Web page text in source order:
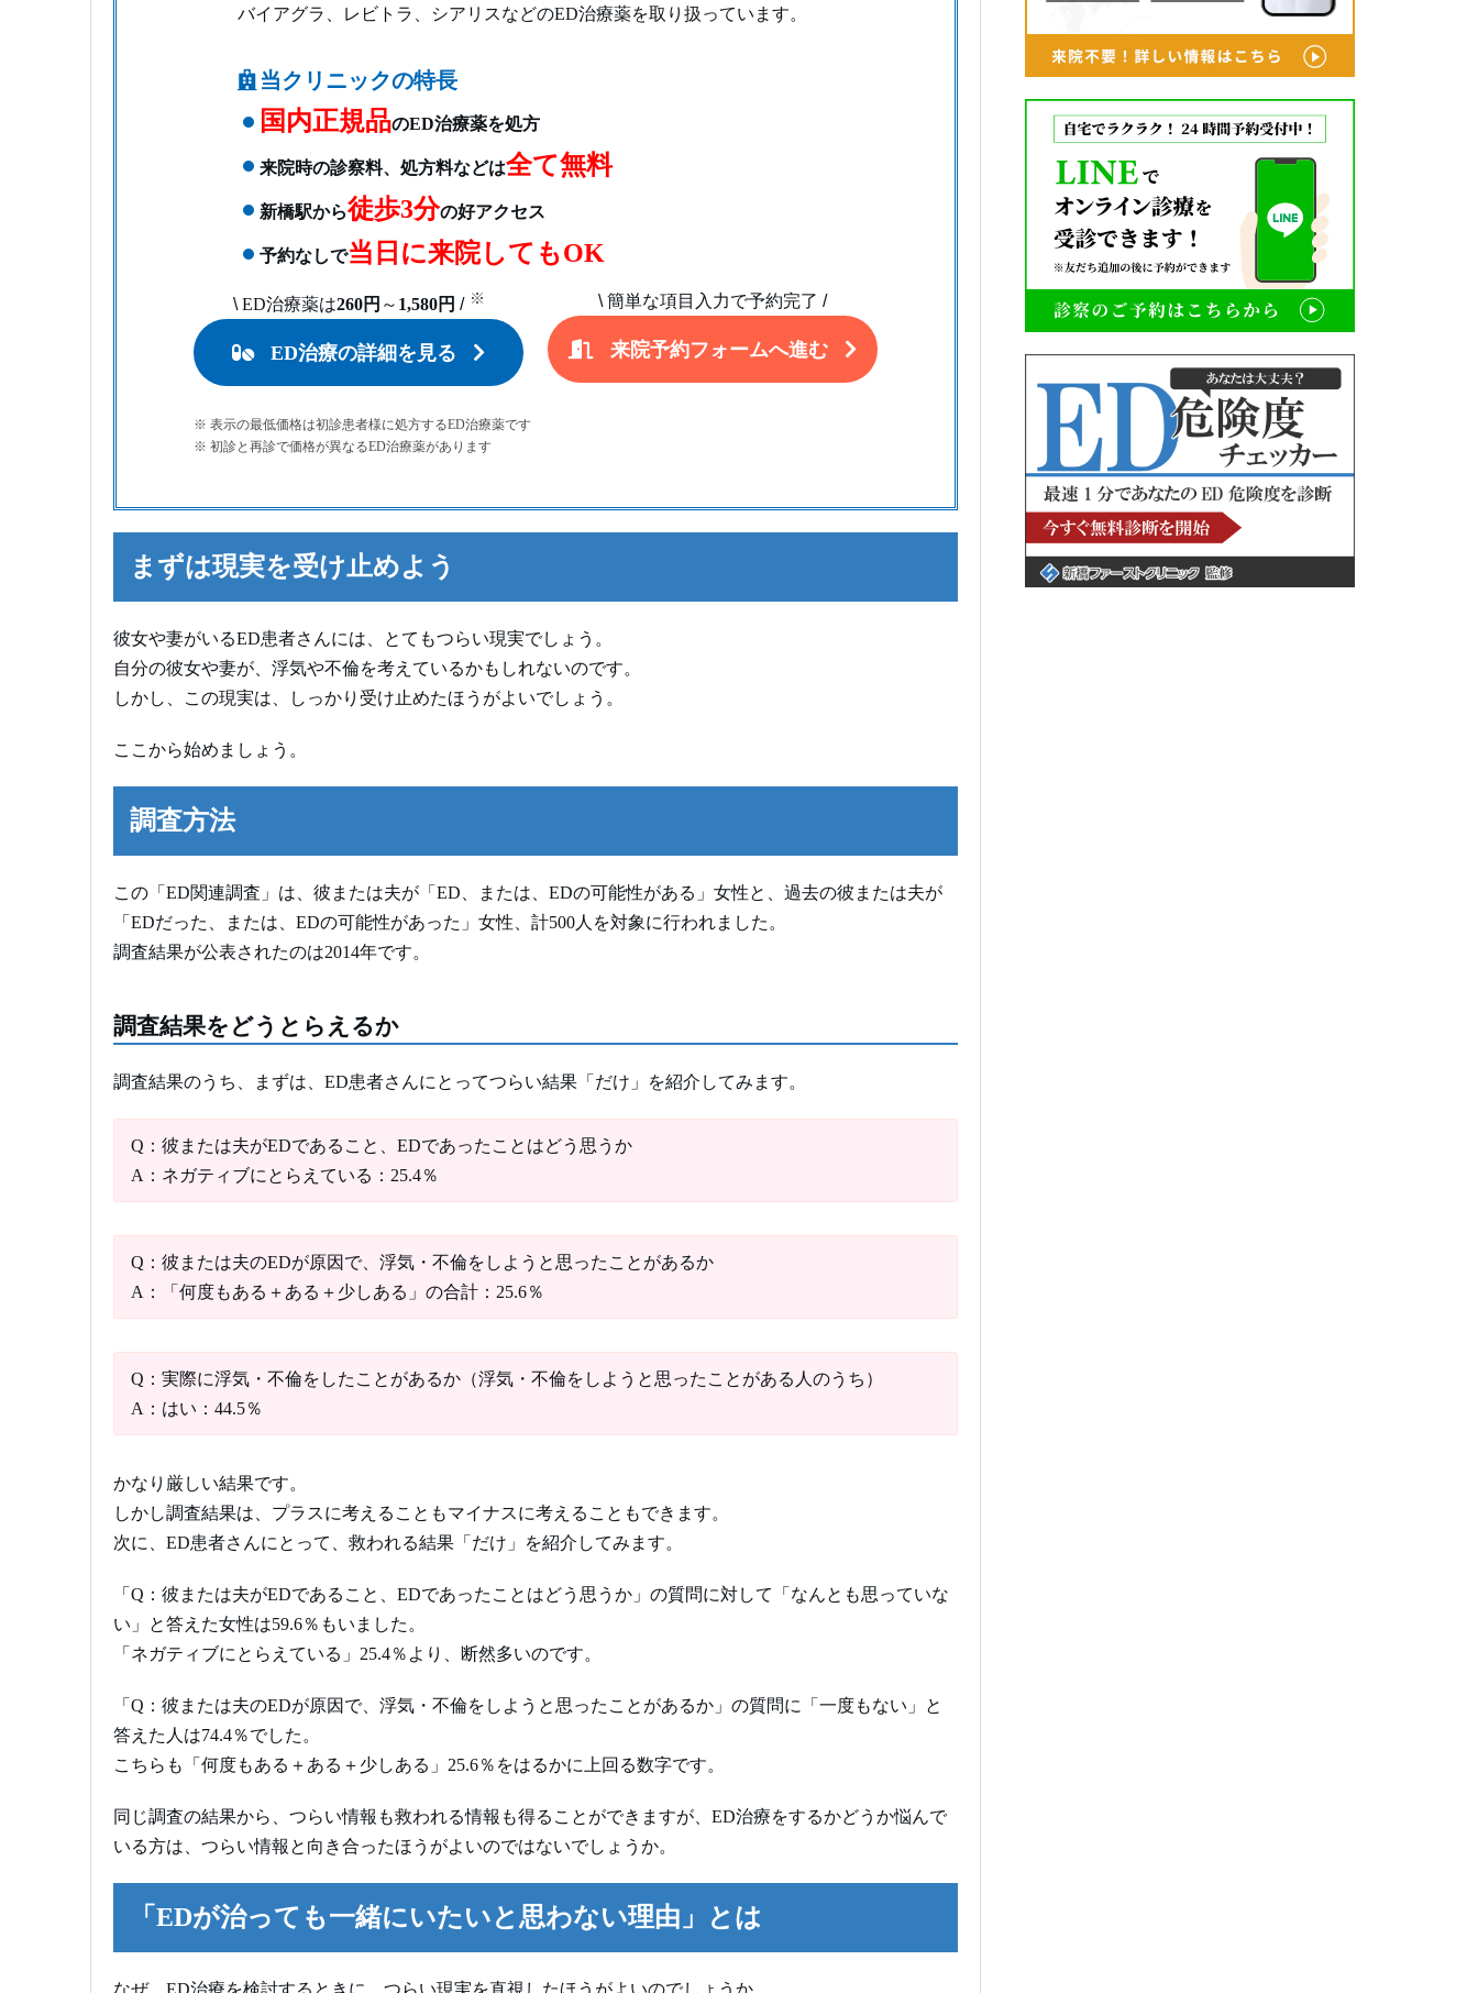
バイアグラ、レビトラ、シアリスなどのED治療薬を取り扱っています。
当クリニックの特長
国内正規品のED治療薬を処方
来院時の診察料、処方料などは全て無料
新橋駅から徒歩3分の好アクセス
予約なしで当日に来院してもOK
\ED治療薬は260円 ～ 1,580円 / ※
ED治療の詳細を見る
\ 簡単な項目入力で予約完了 /
来院予約フォームへ進む
※ 表示の最低価格は初診患者様に処方するED治療薬です
※ 初診と再診で価格が異なるED治療薬があります
まずは現実を受け止めよう
彼女や妻がいるED患者さんには、とてもつらい現実でしょう。
自分の彼女や妻が、浮気や不倫を考えているかもしれないのです。
しかし、この現実は、しっかり受け止めたほうがよいでしょう。
ここから始めましょう。
調査方法
この「ED関連調査」は、彼または夫が「ED、または、EDの可能性がある」女性と、過去の彼または夫が
「EDだった、または、EDの可能性があった」女性、計500人を対象に行われました。
調査結果が公表されたのは2014年です。
調査結果をどうとらえるか
調査結果のうち、まずは、ED患者さんにとってつらい結果「だけ」を紹介してみます。
Q：彼または夫がEDであること、EDであったことはどう思うか
A：ネガティブにとらえている：25.4％
Q：彼または夫のEDが原因で、浮気・不倫をしようと思ったことがあるか
A：「何度もある＋ある＋少しある」の合計：25.6％
Q：実際に浮気・不倫をしたことがあるか（浮気・不倫をしようと思ったことがある人のうち）
A：はい：44.5％
かなり厳しい結果です。
しかし調査結果は、プラスに考えることもマイナスに考えることもできます。
次に、ED患者さんにとって、救われる結果「だけ」を紹介してみます。
「Q：彼または夫がEDであること、EDであったことはどう思うか」の質問に対して「なんとも思っていな
い」と答えた女性は59.6％もいました。
「ネガティブにとらえている」25.4％より、断然多いのです。
「Q：彼または夫のEDが原因で、浮気・不倫をしようと思ったことがあるか」の質問に「一度もない」と
答えた人は74.4％でした。
こちらも「何度もある＋ある＋少しある」25.6％をはるかに上回る数字です。
同じ調査の結果から、つらい情報も救われる情報も得ることができますが、ED治療をするかどうか悩んで
いる方は、つらい情報と向き合ったほうがよいのではないでしょうか。
「EDが治っても一緒にいたいと思わない理由」とは